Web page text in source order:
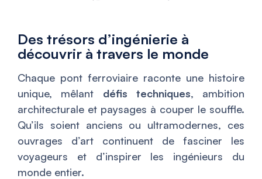
Des trésors d’ingénierie à
découvrir à travers le monde
Chaque pont ferroviaire raconte une histoire
unique, mêlant défis techniques, ambition
architecturale et paysages à couper le souffle.
Qu’ils soient anciens ou ultramodernes, ces
ouvrages d’art continuent de fasciner les
voyageurs et d’inspirer les ingénieurs du
monde entier.